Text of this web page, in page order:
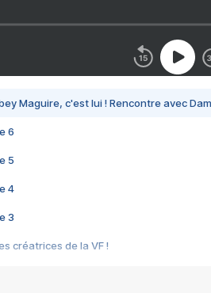
Maguire, c'est lui ! Rencontre avec
6
5
4
3
créatrices de la VF !